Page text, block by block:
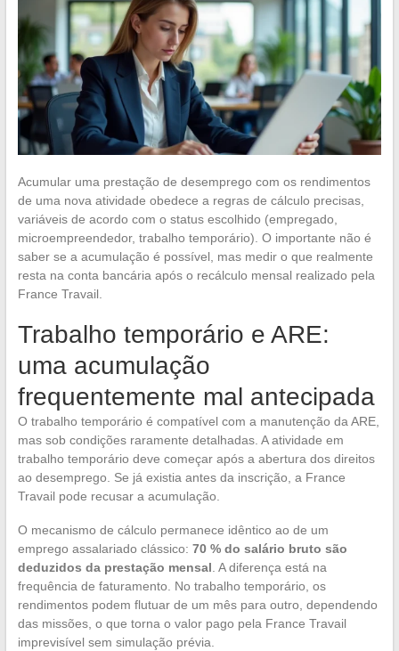
Acumular uma prestação de desemprego com os rendimentos
de uma nova atividade obedece a regras de cálculo precisas,
variáveis de acordo com o status escolhido (empregado,
microempreendedor, trabalho temporário). O importante não é
saber se a acumulação é possível, mas medir o que realmente
resta na conta bancária após o recálculo mensal realizado pela
France Travail.
Trabalho temporário e ARE:
uma acumulação
frequentemente mal antecipada
O trabalho temporário é compatível com a manutenção da ARE,
mas sob condições raramente detalhadas. A atividade em
trabalho temporário deve começar após a abertura dos direitos
ao desemprego. Se já existia antes da inscrição, a France
Travail pode recusar a acumulação.
O mecanismo de cálculo permanece idêntico ao de um
emprego assalariado clássico: 70 % do salário bruto são
deduzidos da prestação mensal . A diferença está na
frequência de faturamento. No trabalho temporário, os
rendimentos podem flutuar de um mês para outro, dependendo
das missões, o que torna o valor pago pela France Travail
imprevisível sem simulação prévia.